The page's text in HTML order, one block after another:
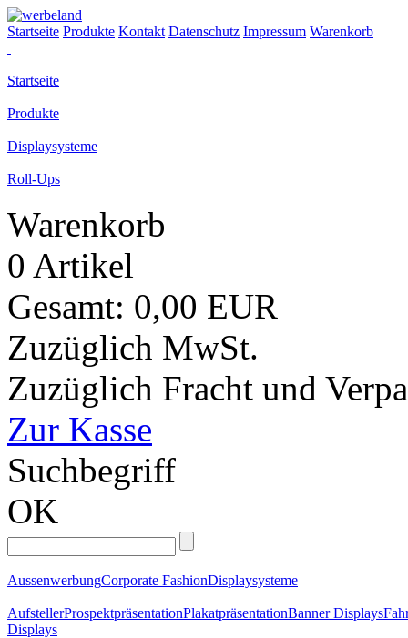
Startseite Produkte Kontakt Datenschutz Impressum Warenkorb
Startseite
Produkte
Displaysysteme
Roll-Ups
Warenkorb
0 Artikel
Gesamt: 0,00 EUR
Zuzüglich MwSt.
Zuzüglich Fracht und
Zur Kasse
Suchbegriff
OK
AussenwerbungCorporate FashionDisplaysysteme
AufstellerProspektpräsentationPlakatpräsentationBanner Displays
Displays